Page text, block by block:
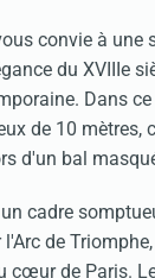
convie à une
du XVIIIe
Dans
de 10 mètres,
d'un bal
cadre
de
cœur de Paris.